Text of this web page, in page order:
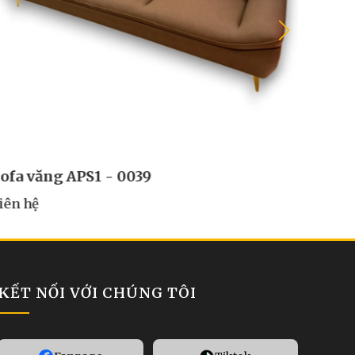
văng APS1 - 0001
hệ
NỐI VỚI CHÚNG TÔI